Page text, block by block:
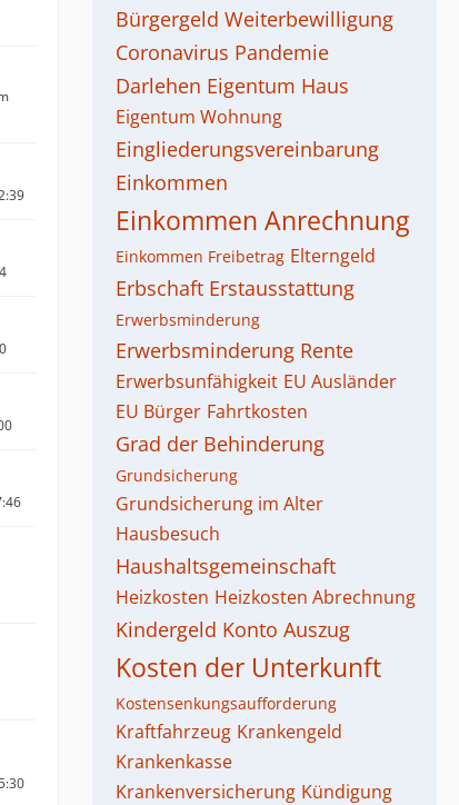
Bürgergeld Weiterbewilligung
Coronavirus Pandemie
Darlehen Eigentum Haus
Eigentum Wohnung
Eingliederungsvereinbarung
Einkommen
Einkommen Anrechnung
Einkommen Freibetrag Elterngeld
Erbschaft Erstausstattung
Erwerbsminderung
Erwerbsminderung Rente
Erwerbsunfähigkeit EU Ausländer
EU Bürger Fahrtkosten
Grad der Behinderung
Grundsicherung
Grundsicherung im Alter
Hausbesuch
Haushaltsgemeinschaft
Heizkosten Heizkosten Abrechnung
Kindergeld Konto Auszug
Kosten der Unterkunft
Kostensenkungsaufforderung
Kraftfahrzeug Krankengeld
Krankenkasse
Krankenversicherung Kündigung